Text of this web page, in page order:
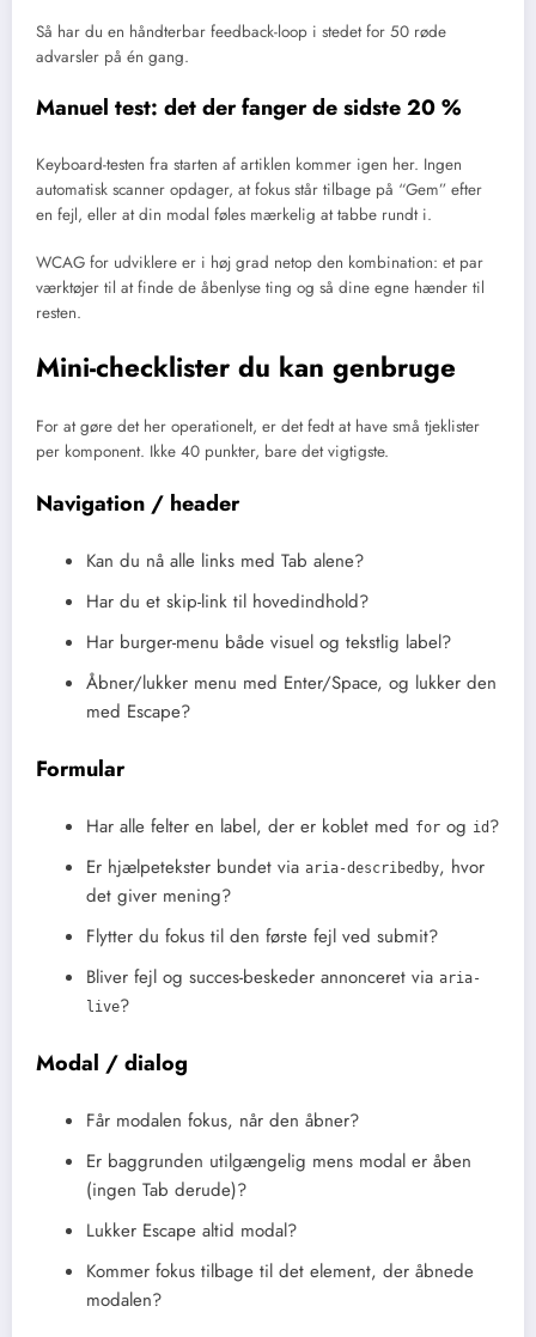
Så har du en håndterbar feedback-loop i stedet for 50 røde
advarsler på én gang.
Manuel test: det der fanger de sidste 20 %
Keyboard-testen fra starten af artiklen kommer igen her. Ingen
automatisk scanner opdager, at fokus står tilbage på “Gem” efter
en fejl, eller at din modal føles mærkelig at tabbe rundt i.
WCAG for udviklere er i høj grad netop den kombination: et par
værktøjer til at finde de åbenlyse ting og så dine egne hænder til
resten.
Mini-checklister du kan genbruge
For at gøre det her operationelt, er det fedt at have små tjeklister
per komponent. Ikke 40 punkter, bare det vigtigste.
Navigation / header
Kan du nå alle links med Tab alene?
Har du et skip-link til hovedindhold?
Har burger-menu både visuel og tekstlig label?
Åbner/lukker menu med Enter/Space, og lukker den
med Escape?
Formular
Har alle felter en label, der er koblet med for og id ?
Er hjælpetekster bundet via aria-describedby, hvor
det giver mening?
Flytter du fokus til den første fejl ved submit?
Bliver fejl og succes-beskeder annonceret via aria-
live?
Modal / dialog
Får modalen fokus, når den åbner?
Er baggrunden utilgængelig mens modal er åben
(ingen Tab derude)?
Lukker Escape altid modal?
Kommer fokus tilbage til det element, der åbnede
modalen?